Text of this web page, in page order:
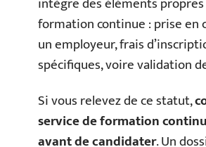
formation continue : prise en
un employeur, frais
spécifiques, voire validation
Si vous relevez de ce statut,
service de formation
avant de candidater. Un